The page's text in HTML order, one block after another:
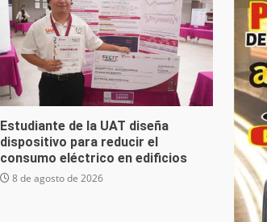
Estudiante de la UAT diseña
dispositivo para reducir el
consumo eléctrico en edificios
8 de agosto de 2026